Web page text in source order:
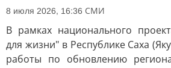
8 июля 2026, 16:36 СМИ
В рамках национального
для жизни" в Республике Саха
работы по обновлению